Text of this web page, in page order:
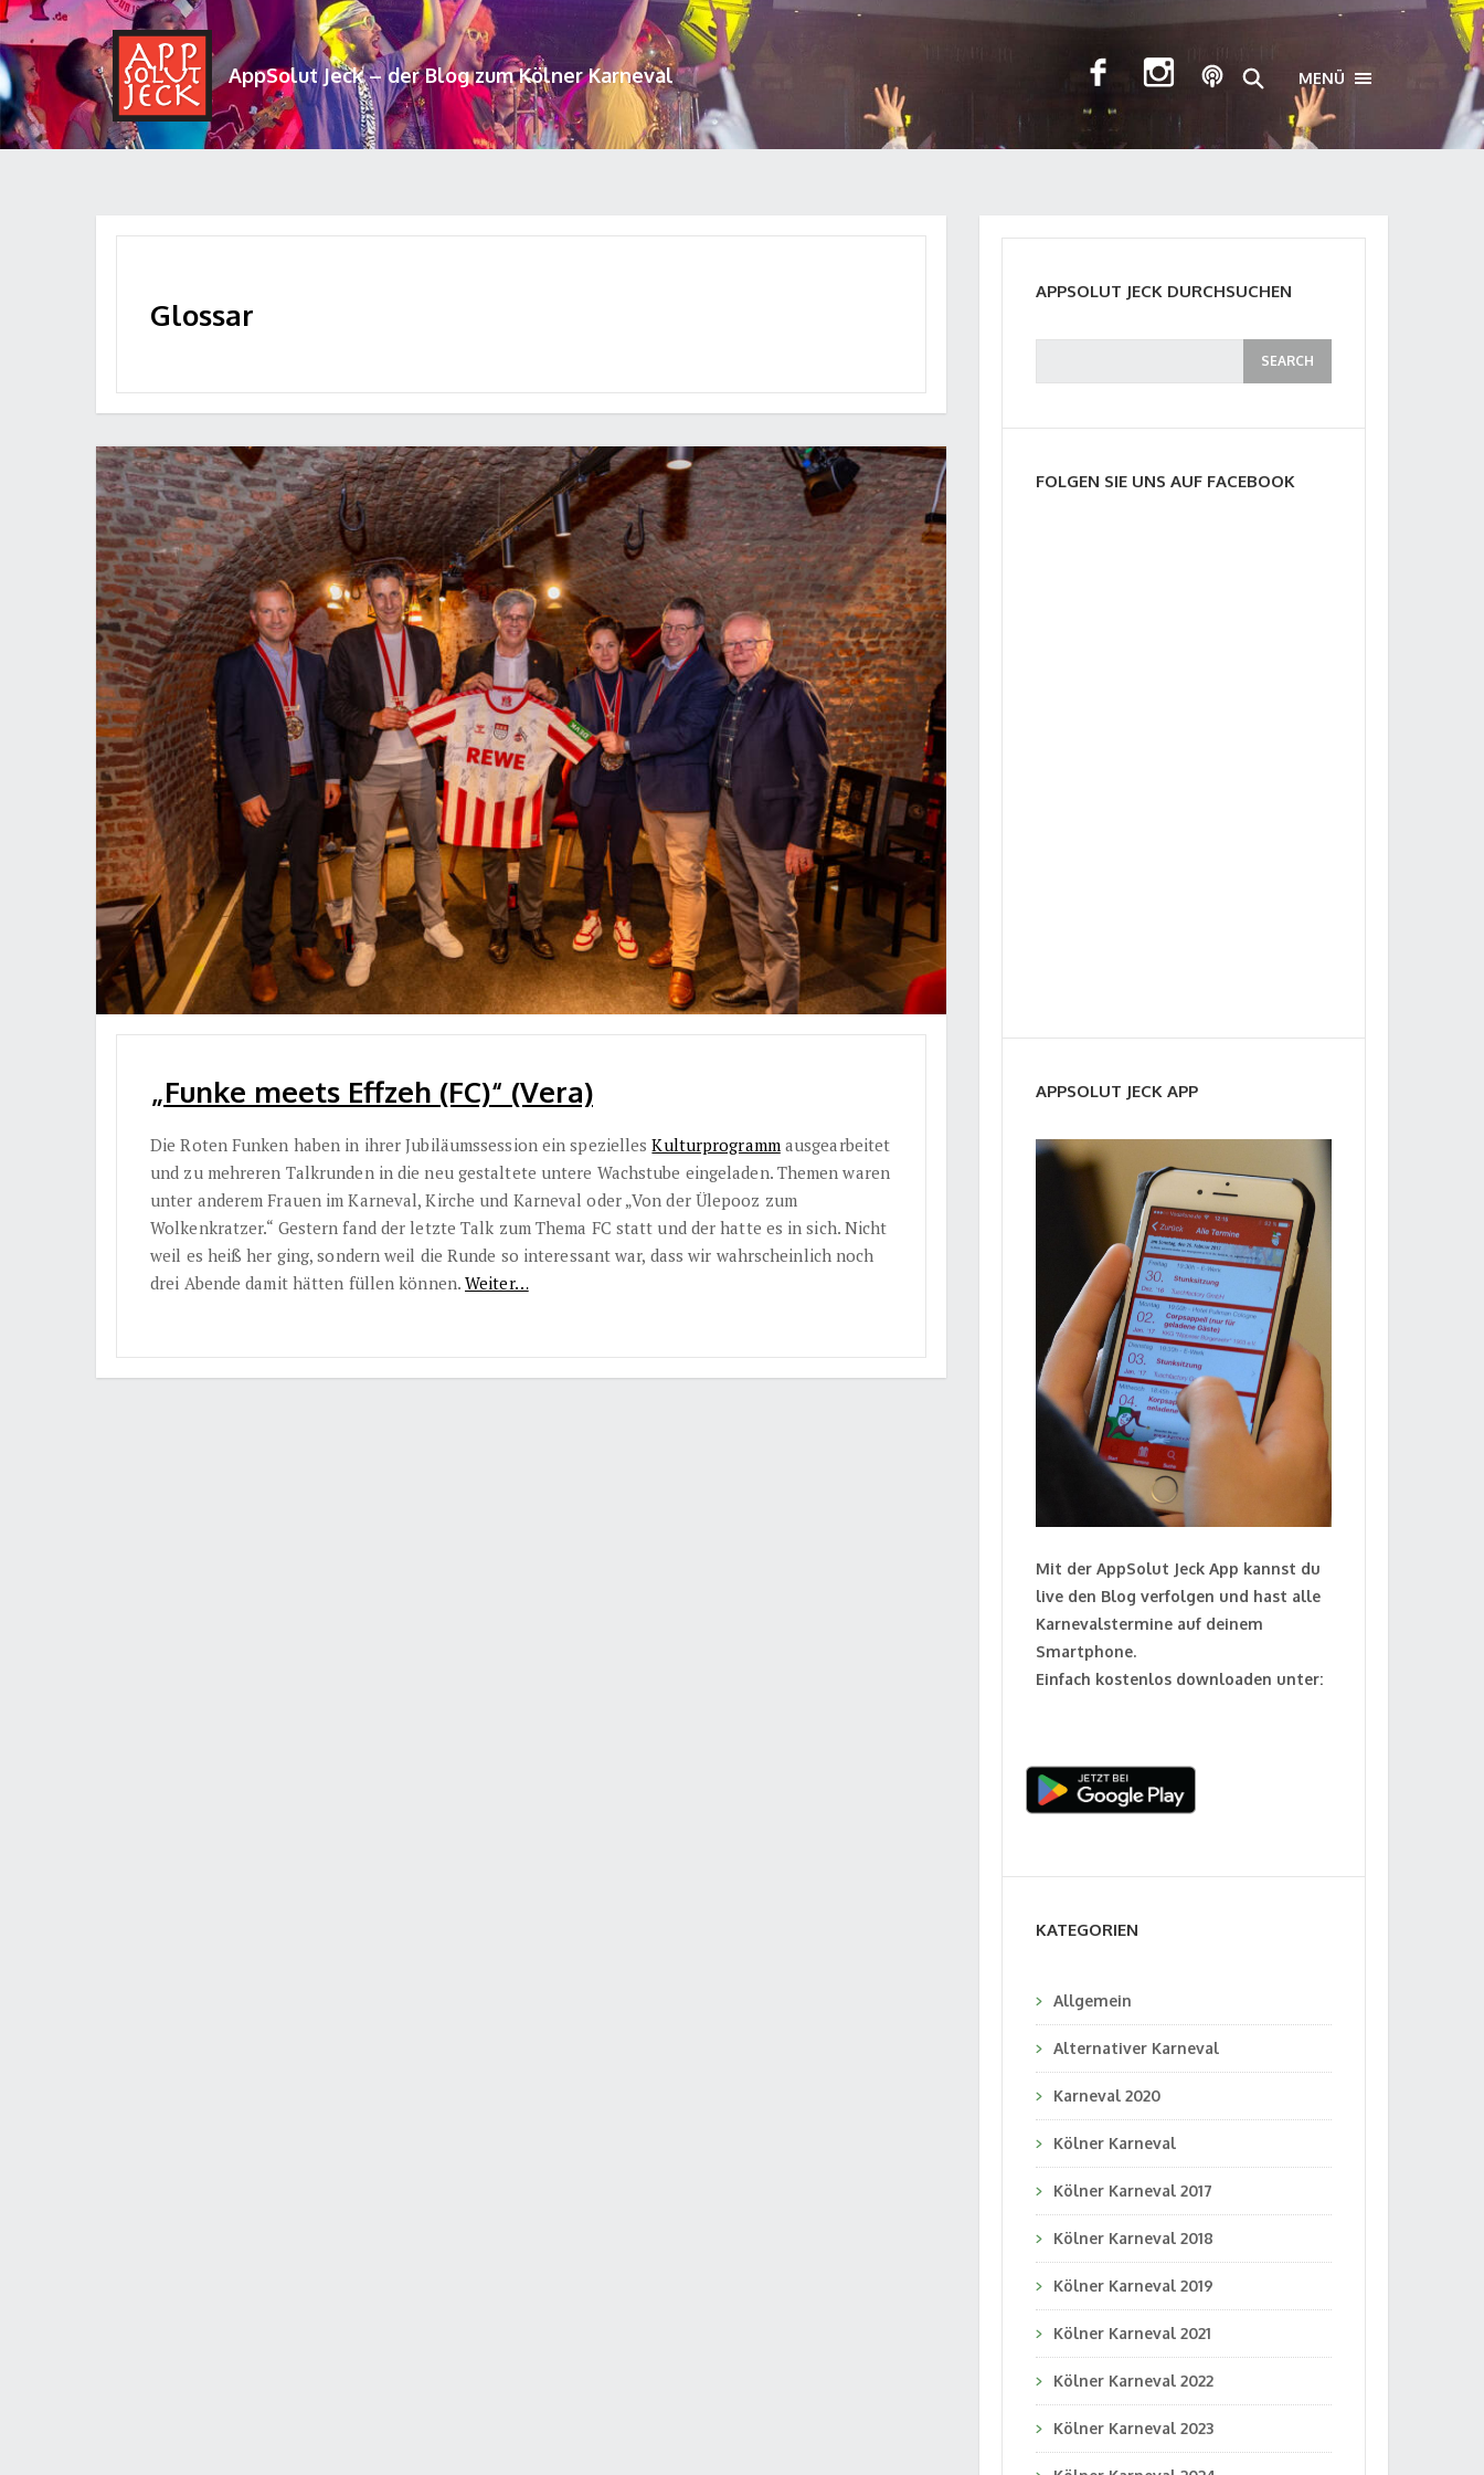
AppSolut Jeck – der Blog zum Kölner Karneval MENÜ TOGGLE
Glossar
„Funke meets Effzeh (FC)“ (Vera)
Die Roten Funken haben in ihrer Jubiläumssession ein speziellesKulturprogrammausgearbeitet
und zu mehreren Talkrunden in die neu gestaltete untere Wachstube eingeladen. Themen waren
unter anderem Frauen im Karneval, Kirche und Karneval oder „Von der Ülepooz zum
Wolkenkratzer.“ Gestern fand der letzte Talk zum Thema FC statt und der hatte es in sich. Nicht
weil es heiß her ging, sondern weil die Runde so interessant war, dass wir wahrscheinlich noch
drei Abende damit hätten füllen können.Weiter…
APPSOLUT JECK DURCHSUCHEN
FOLGEN SIE UNS AUF FACEBOOK
APPSOLUT JECK APP
Mit der AppSolut Jeck App kannst du
live den Blog verfolgen und hast alle
Karnevalstermine auf deinem
Smartphone.
Einfach kostenlos downloaden unter:
KATEGORIEN
Allgemein
Alternativer Karneval
Karneval 2020
Kölner Karneval
Kölner Karneval 2017
Kölner Karneval 2018
Kölner Karneval 2019
Kölner Karneval 2021
Kölner Karneval 2022
Kölner Karneval 2023